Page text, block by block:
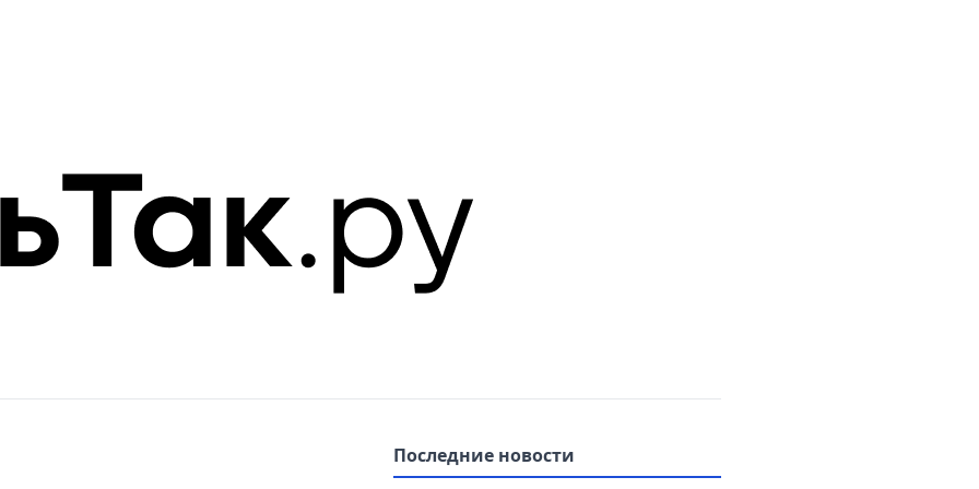
Последние новости